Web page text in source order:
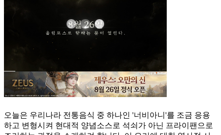
오늘은 우리나라 전통음식 중 하나인 '너비아니'를 조금 응용
하고 변형시켜 현대적 양념소스로 석쇠가 아닌 프라이팬으로